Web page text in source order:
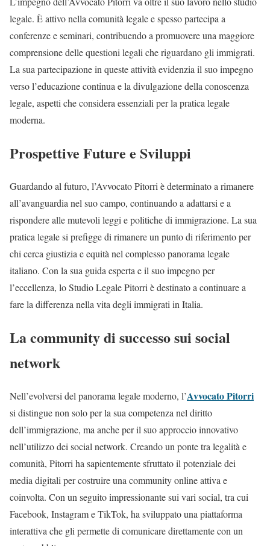
legale. È attivo nella comunità legale e spesso partecipa a
conferenze e seminari, contribuendo a promuovere una maggiore
comprensione delle questioni legali che riguardano gli immigrati.
La sua partecipazione in queste attività evidenzia il suo impegno
verso l’educazione continua e la divulgazione della conoscenza
legale, aspetti che considera essenziali per la pratica legale
moderna.
Prospettive Future e Sviluppi
Guardando al futuro, l’Avvocato Pitorri è determinato a rimanere
all’avanguardia nel suo campo, continuando a adattarsi e a
rispondere alle mutevoli leggi e politiche di immigrazione. La sua
pratica legale si prefigge di rimanere un punto di riferimento per
chi cerca giustizia e equità nel complesso panorama legale
italiano. Con la sua guida esperta e il suo impegno per
l’eccellenza, lo Studio Legale Pitorri è destinato a continuare a
fare la differenza nella vita degli immigrati in Italia.
La community di successo sui social
network
Nell’evolversi del panorama legale moderno, l’Avvocato Pitorri
si distingue non solo per la sua competenza nel diritto
dell’immigrazione, ma anche per il suo approccio innovativo
nell’utilizzo dei social network. Creando un ponte tra legalità e
comunità, Pitorri ha sapientemente sfruttato il potenziale dei
media digitali per costruire una community online attiva e
coinvolta. Con un seguito impressionante sui vari social, tra cui
Facebook, Instagram e TikTok, ha sviluppato una piattaforma
interattiva che gli permette di comunicare direttamente con un